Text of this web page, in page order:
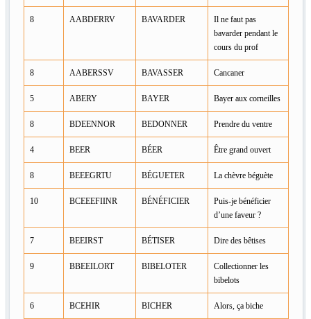
8 AABDERRV BAVARDER
Il ne faut pas
bavarder pendant le
cours du prof
8 AABERSSV BAVASSER Cancaner
5 ABERY BAYER Bayer aux corneilles
8 BDEENNOR BEDONNER Prendre du ventre
4 BEER BÉER Être grand ouvert
8 BEEEGRTU BÉGUETER La chèvre béguète
10 BCEEEFIINR BÉNÉFICIER
Puis-je bénéficier
d’une faveur ?
7 BEEIRST BÉTISER Dire des bêtises
9 BBEEILORT BIBELOTER
Collectionner les
bibelots
6 BCEHIR BICHER Alors, ça biche